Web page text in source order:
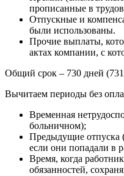
прописанные в
Отпускные и
были использованы.
Прочие выплаты,
актах компании, с
Общий срок – 730 дней
Вычитаем периоды без
Временная
больничном);
Предыдущие отпуска
если они попадали в
Время, когда
обязанностей,